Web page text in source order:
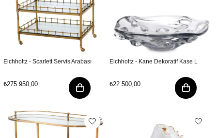
Eichholtz - Scarlett Servis Arabası
₺275.950,00
Eichholtz - Kane Dekoratif Kase L
₺22.500,00